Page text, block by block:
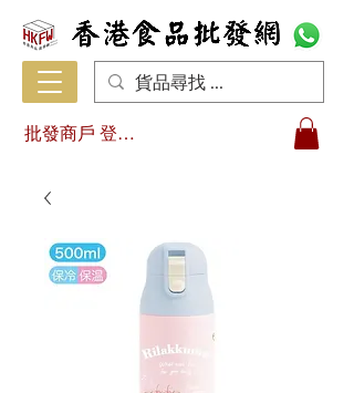
批發商戶 登入/註冊